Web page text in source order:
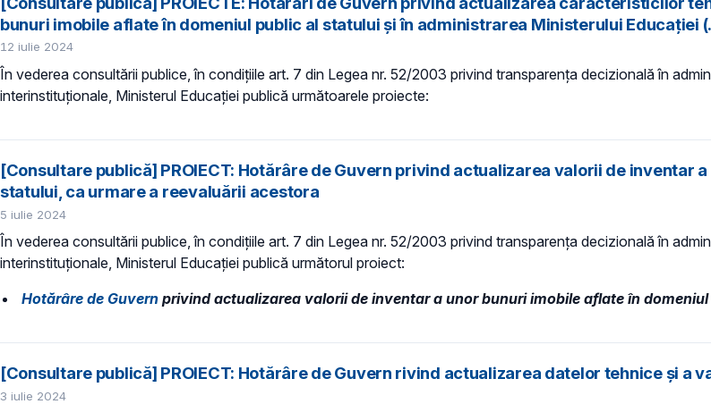
bunuri imobile aflate în domeniul public al statului și în administrarea Ministerului Educației
12 iulie 2024
În vederea consultării publice, în condiţiile art. 7 din Legea nr. 52/2003 privind transparenţa decizională în
interinstituționale, Ministerul Educaţiei publică următoarele proiecte:
[Consultare publică] PROIECT: Hotărâre de Guvern privind actualizarea valorii de inventar
statului, ca urmare a reevaluării acestora
5 iulie 2024
În vederea consultării publice, în condiţiile art. 7 din Legea nr. 52/2003 privind transparenţa decizională în
interinstituționale, Ministerul Educaţiei publică următorul proiect:
Hotărâre de Guvern privind actualizarea valorii de inventar a unor bunuri imobile aflate în
[Consultare publică] PROIECT: Hotărâre de Guvern rivind actualizarea datelor tehnice și a
3 iulie 2024